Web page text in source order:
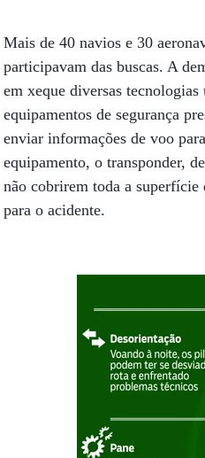
Mais de 40 navios e 30
participavam das buscas. A
em xeque diversas
equipamentos de segurança
enviar informações de voo
equipamento, o transponder,
não cobrirem toda a superfície
para o acidente.